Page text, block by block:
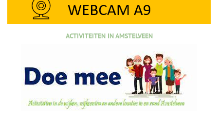
ACTIVITEITEN IN AMSTELVEEN